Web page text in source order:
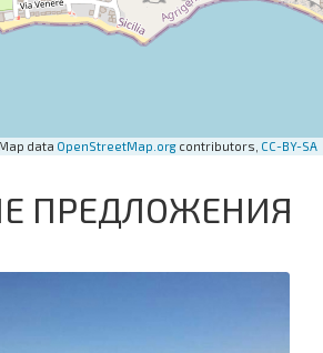
data OpenStreetMap.org contributors, CC-BY-SA
ПРЕДЛОЖЕНИЯ